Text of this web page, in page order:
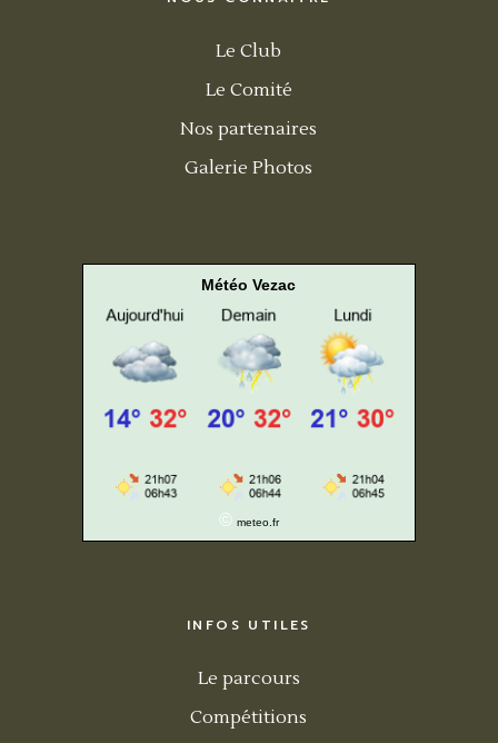
Le Club
Le Comité
Nos partenaires
Galerie Photos
Météo Vezac
© meteo.fr
INFOS UTILES
Le parcours
Compétitions